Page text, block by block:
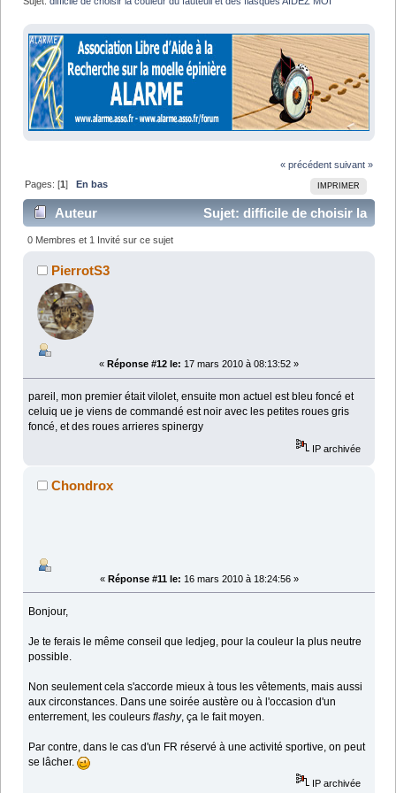
« précédent suivant »
IMPRIMER
Pages: [1] En bas
Auteur
Sujet: difficile de choisir la
couleur du fauteuil et des flasques AIDEZ MOI (Lu
15669 fois)
0 Membres et 1 Invité sur ce sujet
PierrotS3
« Réponse #12 le: 17 mars 2010 à 08:13:52 »
pareil, mon premier était vilolet, ensuite mon actuel est bleu foncé et
celuiq ue je viens de commandé est noir avec les petites roues gris
foncé, et des roues arrieres spinergy
IP archivée
Chondrox
« Réponse #11 le: 16 mars 2010 à 18:24:56 »
Bonjour,
Je te ferais le même conseil que ledjeg, pour la couleur la plus neutre
possible.
Non seulement cela s'accorde mieux à tous les vêtements, mais aussi
aux circonstances. Dans une soirée austère ou à l'occasion d'un
enterrement, les couleursflashy, ça le fait moyen.
Par contre, dans le cas d'un FR réservé à une activité sportive, on peut
se lâcher.
IP archivée